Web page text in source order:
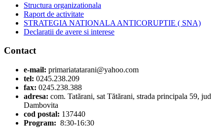
Structura organizationala
Raport de activitate
STRATEGIA NATIONALA ANTICORUPTIE ( SNA)
Declaratii de avere si interese
Contact
e-mail: primariatatarani@yahoo.com
tel: 0245.238.209
fax: 0245.238.388
adresa: com. Tatărani, sat Tătărani, strada principala 59, jud
Dambovita
cod postal: 137440
Program: 8:30-16:30